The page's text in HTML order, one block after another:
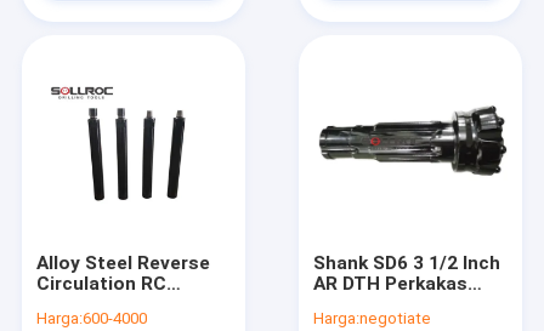
Alloy Steel Reverse
Circulation RC
The Hole DTH
Harga:600-4000
Shank SD6 3 1/2 Inch
AR DTH Perkakas
Karburasi Baja 6 Inch
Harga:negotiate